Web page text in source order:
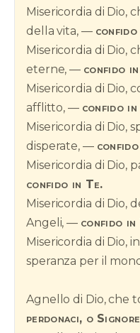
Misericordia di Dio,
della vita, — confido
Misericordia di Dio,
eterne, — confido
Misericordia di Dio,
afflitto, — confido in
Misericordia di Dio,
disperate, —
Misericordia di Dio,
confido in Te.
Misericordia di Dio,
Angeli, — confido in
Misericordia di Dio,
speranza per il
Agnello di Dio, che
perdonaci, o